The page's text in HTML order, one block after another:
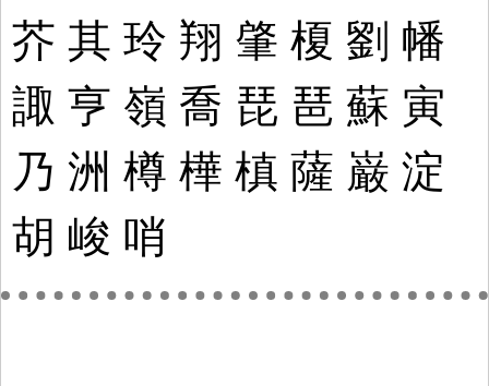
芥 其 玲 翔 肇 榎 劉 幡
諏 亨 嶺 喬 琵 琶 蘇 寅
乃 洲 樽 樺 槙 薩 巌 淀
胡 峻 哨